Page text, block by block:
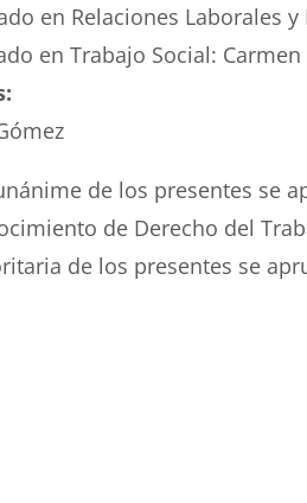
en Relaciones Laborales
en Trabajo Social:
de los presentes se
de Derecho del
de los presentes se